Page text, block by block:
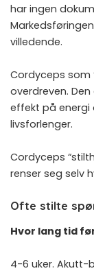
har ingen
villedende.
Cordyceps som
overdreven.
effekt på energi
livsforlenger.
Cordyceps
renser seg selv
Ofte stilte
Hvor lang tid
4-6 uker. Akutt-